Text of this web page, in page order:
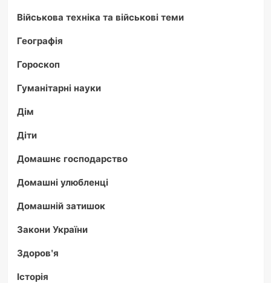
Військова техніка та військові теми
Географія
Гороскоп
Гуманітарні науки
Дім
Діти
Домашнє господарство
Домашні улюбленці
Домашній затишок
Закони України
Здоров'я
Історія